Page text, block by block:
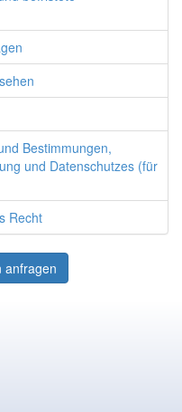
Bestimmungen,
und Datenschutzes (für
Recht
anfragen